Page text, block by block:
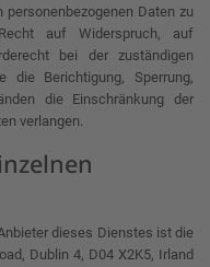
Daten zu
auf Widerspruch, auf
bei der zuständigen
die Berichtigung, Sperrung,
die Einschränkung der
verlangen.
dieses Dienstes ist die
Dublin 4, D04 X2K5, Irland